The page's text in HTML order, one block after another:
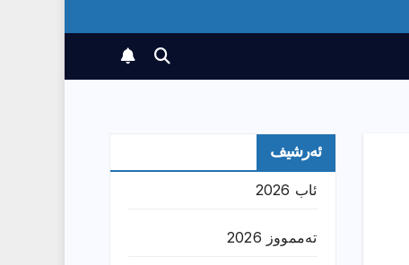
ئەرشیف
ئاب 2026
تەممووز 2026